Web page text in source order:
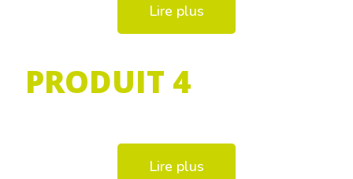
Lire plus
PRODUIT 4
Lire plus